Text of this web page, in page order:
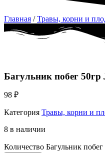
Главная /Травы, корни и
Багульник побег
98 ₽
Категория Травы, корни и
8 в наличии
Количество Багульник